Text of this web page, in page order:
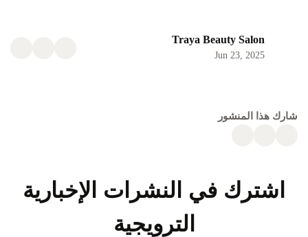
Traya Beauty Salon
Jun 23, 2025
شارك هذا المنشور
اشترك في النشرات الإخبارية
الترويجية